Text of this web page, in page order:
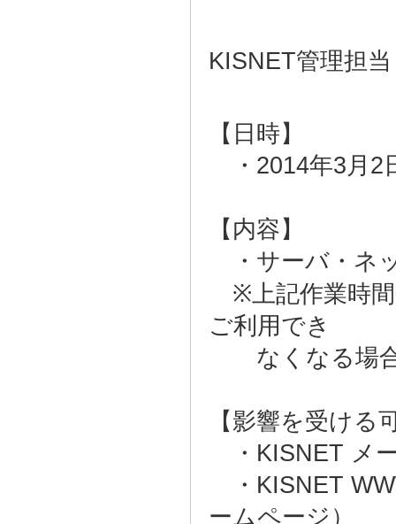
KISNET管理担当
【日時】
・2014年3月2
【内容】
・サーバ・ネ
※上記作業時間
ご利用でき
なくなる場合
【影響を受ける
・KISNET メ
・KISNET
ームページ）